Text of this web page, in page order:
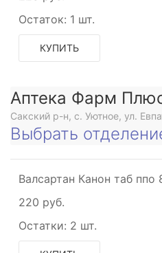
Остаток: 1 шт.
КУПИТЬ
Аптека Фарм
Сакский р-н, с. Уютное, ул.
Выбрать
Валсартан Канон таб
220 руб.
Остатки: 2 шт.